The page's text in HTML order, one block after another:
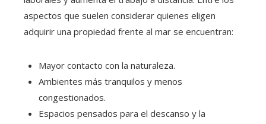
aspectos que suelen considerar quienes eligen
adquirir una propiedad frente al mar se encuentran:
Mayor contacto con la naturaleza.
Ambientes más tranquilos y menos
congestionados.
Espacios pensados para el descanso y la